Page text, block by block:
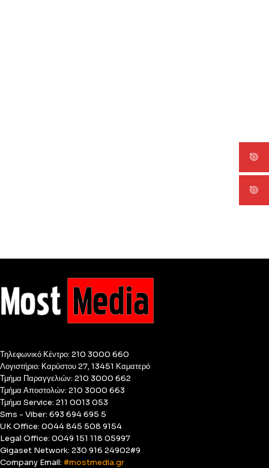
Τηλεφωνικό Κέντρο: 210 3000 660
Λογιστήριο: Καρύστου 27, 13451 Καματερό
Τμήμα Παραγγελιών: 210 3000 662
Τμήμα Αποστολών: 210 3000 663
Τμήμα Service: 211 0013 053
Sms - Viber: 693 694 695 5
UK Office: 0044 845 508 9154
Legal Office: 0049 151 118 05997
Gigaset Network: 230 916 24902#9
Company Email: #mostmedia.gr